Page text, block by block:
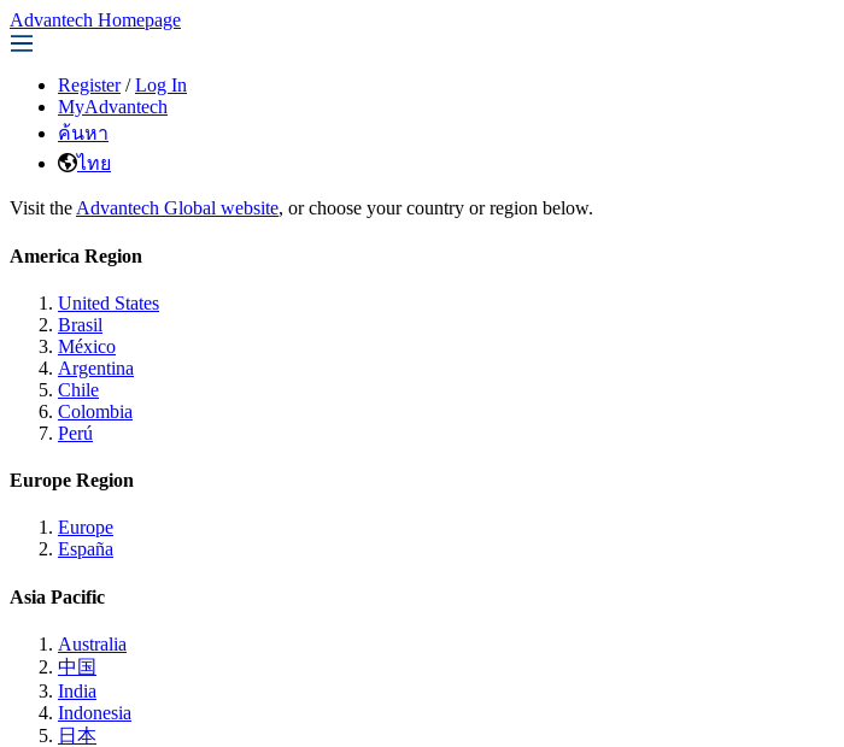
Advantech Homepage
Register / Log In
MyAdvantech
ค้นหา
ไทย
Visit the Advantech Global website, or choose your country or region below.
America Region
United States
Brasil
México
Argentina
Chile
Colombia
Perú
Europe Region
Europe
España
Asia Pacific
Australia
中国
India
Indonesia
日本